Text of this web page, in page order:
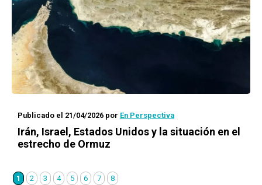
Publicado el 21/04/2026 por En Perspectiva
Irán, Israel, Estados Unidos y la situación en el
estrecho de Ormuz
1 2 3 4 5 6 7 8